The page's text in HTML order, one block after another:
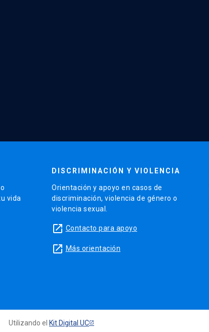
vida
DISCRIMINACIÓN Y VIOLENCIA
Orientación y apoyo en casos de
discriminación, violencia de género o
violencia sexual.
launch Contacto para apoyo
launch Más orientación
Utilizando el Kit Digital UC